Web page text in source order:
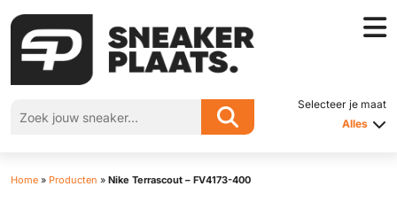
Selecteer je maat
Alles
Home » Producten » Nike Terrascout – FV4173-400